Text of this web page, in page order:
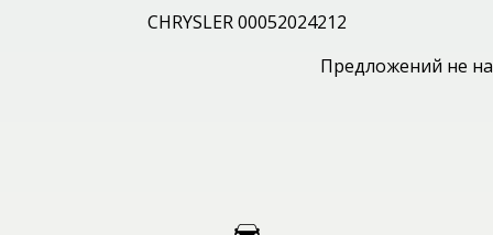
CHRYSLER 00052024212
Предложений не